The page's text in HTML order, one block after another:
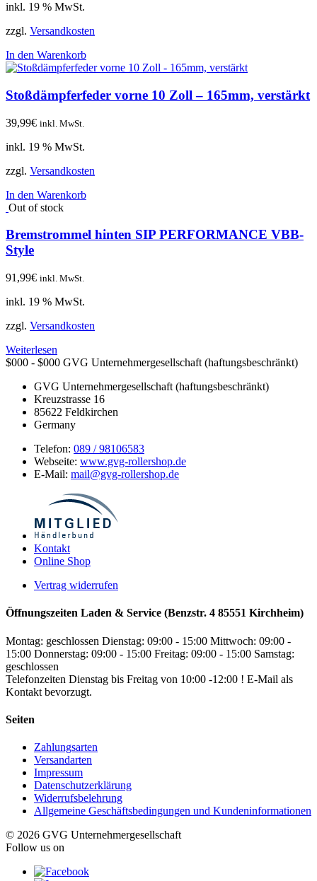
inkl. 19 % MwSt.
zzgl. Versandkosten
In den Warenkorb
Stoßdämpferfeder vorne 10 Zoll – 165mm, verstärkt
39,99€ inkl. MwSt.
inkl. 19 % MwSt.
zzgl. Versandkosten
In den Warenkorb
Out of stock
Bremstrommel hinten SIP PERFORMANCE VBB-
Style
91,99€ inkl. MwSt.
inkl. 19 % MwSt.
zzgl. Versandkosten
Weiterlesen
$000 - $000 GVG Unternehmergesellschaft (haftungsbeschränkt)
GVG Unternehmergesellschaft (haftungsbeschränkt)
Kreuzstrasse 16
85622 Feldkirchen
Germany
Telefon: 089 / 98106583
Webseite: www.gvg-rollershop.de
E-Mail: mail@gvg-rollershop.de
Kontakt
Online Shop
Vertrag widerrufen
Öffnungszeiten Laden & Service (Benzstr. 4 85551 Kirchheim)
Montag: geschlossen Dienstag: 09:00 - 15:00 Mittwoch: 09:00 -
15:00 Donnerstag: 09:00 - 15:00 Freitag: 09:00 - 15:00 Samstag:
geschlossen
Telefonzeiten Dienstag bis Freitag von 10:00 -12:00 ! E-Mail als
Kontakt bevorzugt.
Seiten
Zahlungsarten
Versandarten
Impressum
Datenschutzerklärung
Widerrufsbelehrung
Allgemeine Geschäftsbedingungen und Kundeninformationen
© 2026 GVG Unternehmergesellschaft
Follow us on